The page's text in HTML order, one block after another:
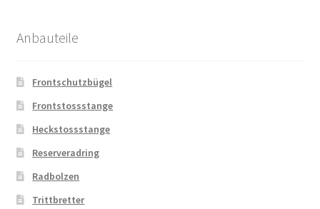
Anbauteile
Frontschutzbügel
Frontstossstange
Heckstossstange
Reserveradring
Radbolzen
Trittbretter